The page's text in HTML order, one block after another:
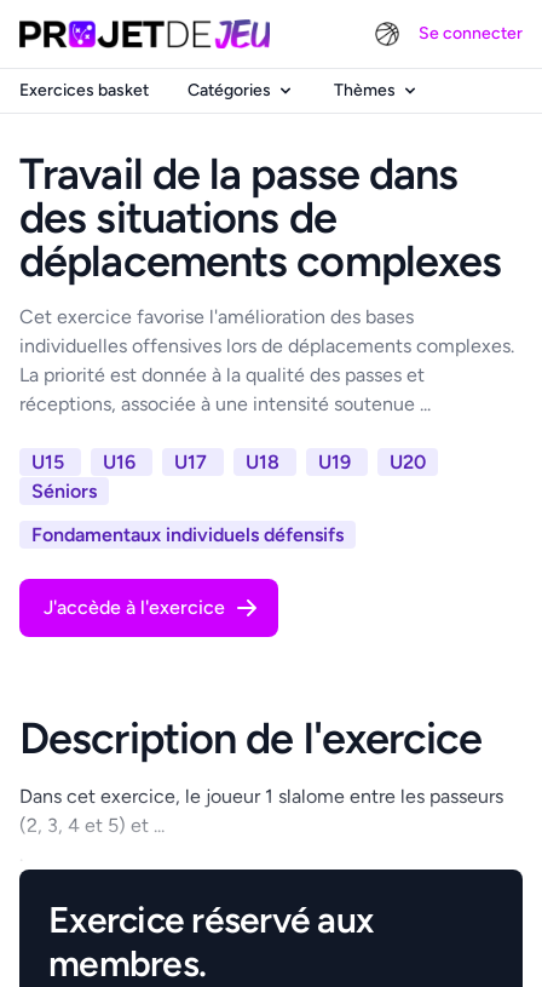
Se connecter
Exercices basket Catégories Thèmes
Travail de la passe dans
des situations de
déplacements complexes
Cet exercice favorise l'amélioration des bases
individuelles offensives lors de déplacements complexes.
La priorité est donnée à la qualité des passes et
réceptions, associée à une intensité soutenue ...
U15 U16 U17 U18 U19
U20
Séniors
Fondamentaux individuels défensifs
J'accède à l'exercice
Description de l'exercice
Dans cet exercice, le joueur 1 slalome entre les passeurs
(2, 3, 4 et 5) et ...
.
Exercice réservé aux
membres.